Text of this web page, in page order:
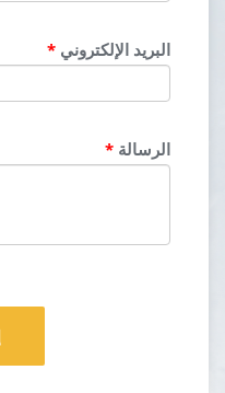
البريد الإلكتروني *
الرسالة *